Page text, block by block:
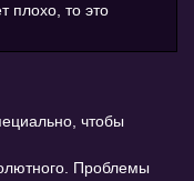
плохо, то это
чтобы
Проблемы